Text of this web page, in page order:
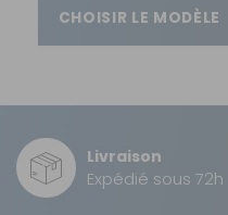
CHOISIR LE MODÈLE
Livraison
Expédié sous 72h